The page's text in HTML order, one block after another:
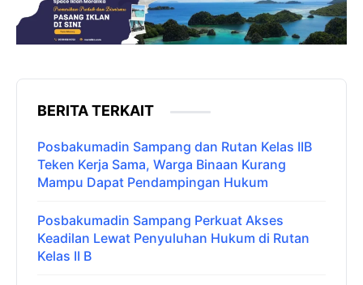
BERITA TERKAIT
Posbakumadin Sampang dan Rutan Kelas IIB
Teken Kerja Sama, Warga Binaan Kurang
Mampu Dapat Pendampingan Hukum
Posbakumadin Sampang Perkuat Akses
Keadilan Lewat Penyuluhan Hukum di Rutan
Kelas II B